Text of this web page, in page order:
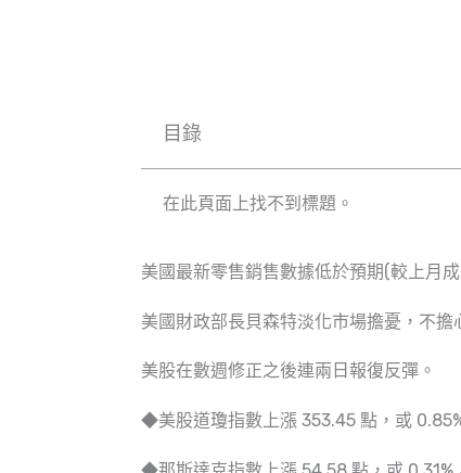
目錄
在此頁面上找不到標題。
美國最新零售銷售數據低於預期(較上月
美國財政部長貝森特淡化市場擔憂，不擔
美股在數週修正之後連兩日報復反彈。
◆美股道瓊指數上漲 353.45 點，或